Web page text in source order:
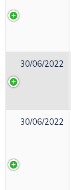
30/06/2022
30/06/2022